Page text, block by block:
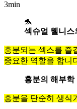
3min
🐬
섹슈얼 웰니스
흥분되는 섹스를 즐
중요한 역할을 합니
흥분의 해부학
흥분을 단순히 생식